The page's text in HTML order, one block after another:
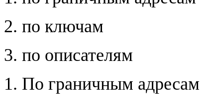
2. по ключам
3. по описателям
1. По граничным адресам